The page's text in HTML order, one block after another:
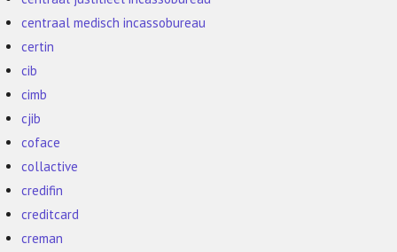
centraal medisch incassobureau
certin
cib
cimb
cjib
coface
collactive
credifin
creditcard
creman